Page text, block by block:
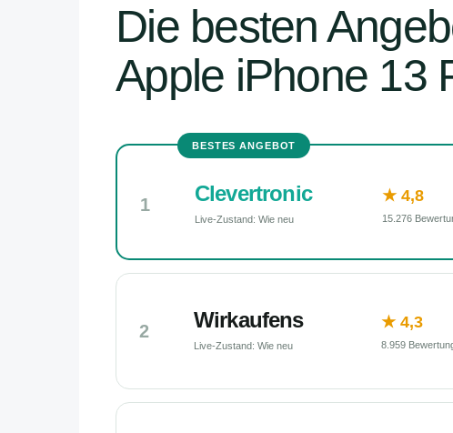
Die besten
Apple iPhone 13
BESTES ANGEBOT
1 Clevertronic
Live-Zustand: Wie neu
★ 4,8
15.276
2 Wirkaufens
Live-Zustand: Wie neu
★ 4,3
8.959